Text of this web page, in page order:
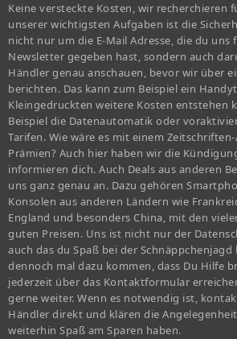
Keine versteckte Kosten, wir recherchieren
unserer wichtigsten Aufgaben ist die
nicht nur um die E-Mail Adresse, die du uns
Newsletter gegeben hast, sondern auch
Händler genau anschauen, bevor wir über
berichten. Das kann zum Beispiel ein
Kleingedruckten weitere Kosten entstehen
Beispiel die Datenautomatik oder
Tarifen. Wie wäre es mit einem
Prämien? Auch hier haben wir die
informieren dich. Auch Deals aus anderen
uns ganz genau an. Dazu gehören
Konsolen aus anderen Ländern wie
England und besonders China, mit den
guten Preisen. Uns ist nicht nur der
auch das du Spaß bei der Schnäppchenjagd
dennoch mal dazu kommen, dass Du Hilfe
jederzeit über das Kontaktformular
gerne weiter. Wenn es notwendig ist,
Händler direkt und klären die
weiterhin Spaß am Sparen haben.